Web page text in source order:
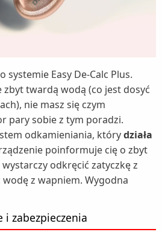
Easy De-Calc Plus.
zbyt twardą wodą (co jest dosyć
nie masz się czym
pary sobie z tym poradzi.
odkamieniania, którydziała
poinformuje cię o zbyt
odkręcić zatyczkę z
wodę z wapniem. Wygodna
zabezpieczenia